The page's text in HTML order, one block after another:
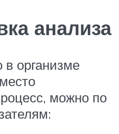
анализа
в организме
можно по